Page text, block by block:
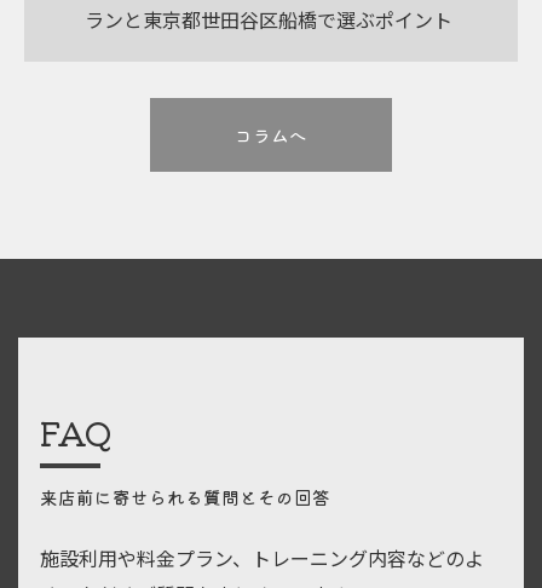
ランと東京都世田谷区船橋で選ぶポイント
コラムへ
FAQ
来店前に寄せられる質問とその回答
施設利用や料金プラン、トレーニング内容などのよ